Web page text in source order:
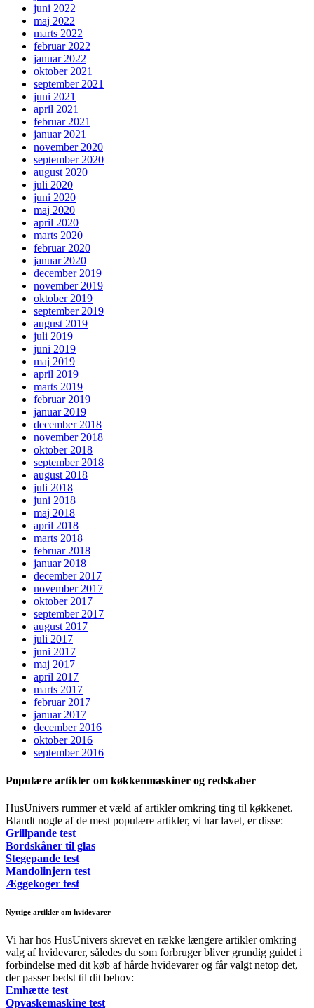
juni 2022
maj 2022
marts 2022
februar 2022
januar 2022
oktober 2021
september 2021
juni 2021
april 2021
februar 2021
januar 2021
november 2020
september 2020
august 2020
juli 2020
juni 2020
maj 2020
april 2020
marts 2020
februar 2020
januar 2020
december 2019
november 2019
oktober 2019
september 2019
august 2019
juli 2019
juni 2019
maj 2019
april 2019
marts 2019
februar 2019
januar 2019
december 2018
november 2018
oktober 2018
september 2018
august 2018
juli 2018
juni 2018
maj 2018
april 2018
marts 2018
februar 2018
januar 2018
december 2017
november 2017
oktober 2017
september 2017
august 2017
juli 2017
juni 2017
maj 2017
april 2017
marts 2017
februar 2017
januar 2017
december 2016
oktober 2016
september 2016
Populære artikler om køkkenmaskiner og redskaber
HusUnivers rummer et væld af artikler omkring ting til køkkenet.
Blandt nogle af de mest populære artikler, vi har lavet, er disse:
Grillpande test
Bordskåner til glas
Stegepande test
Mandolinjern test
Æggekoger test
Nyttige artikler om hvidevarer
Vi har hos HusUnivers skrevet en række længere artikler omkring
valg af hvidevarer, således du som forbruger bliver grundig guidet i
forbindelse med dit køb af hårde hvidevarer og får valgt netop det,
der passer bedst til dit behov:
Emhætte test
Opvaskemaskine test